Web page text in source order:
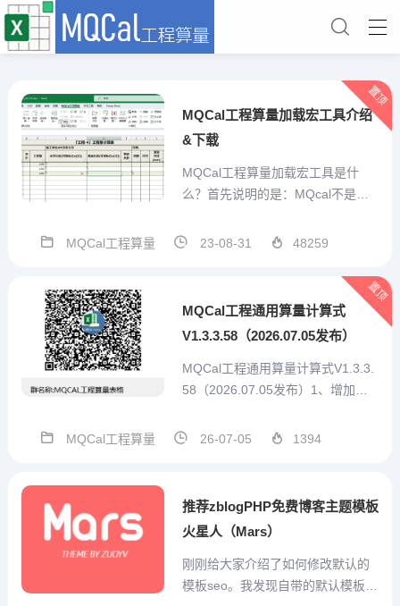
MQCal工程算量加载宏工具介绍
&下载
MQCal工程算量加载宏工具是什
么？首先说明的是：MQcal不是一
值工具。他是我本人结合手工算量
算量表格自己设计、重复项目便捷
输入、特殊标记、汇总统计、打印
或打印为pdf、造价预估...
MQCal工程算量 23-08-31 48259
置顶
MQCal工程通用算量计算式
V1.3.3.58（2026.07.05发布）
MQCal工程通用算量计算式V1.3.3.
58（2026.07.05发布）1、增加技
通用算量计算式V1.3.3.56 2026.07.
板设置...
MQCal工程算量 26-07-05 1394
置顶
推荐zblogPHP免费博客主题模板
火星人（Mars）
刚刚给大家介绍了如何修改默认的
模板seo。我发现自带的默认模板还